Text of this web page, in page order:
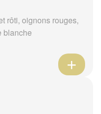
rôti, oignons rouges,
blanche